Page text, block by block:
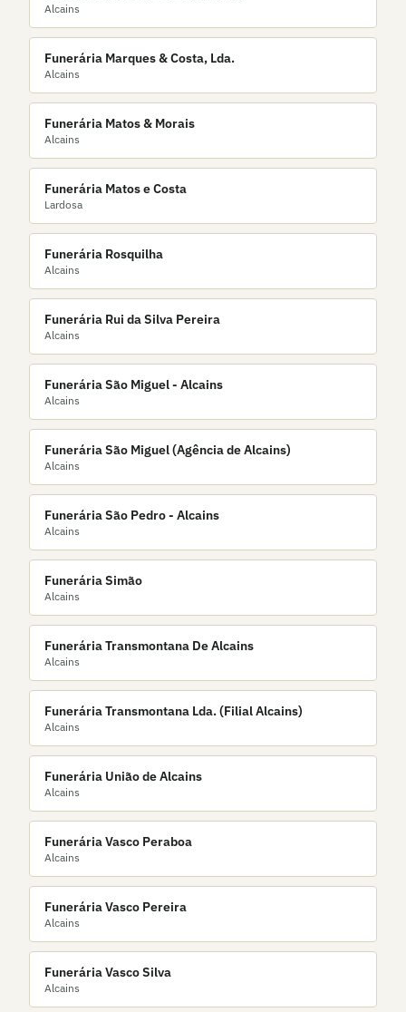
Alcains
Funerária Marques & Costa, Lda.
Alcains
Funerária Matos & Morais
Alcains
Funerária Matos e Costa
Lardosa
Funerária Rosquilha
Alcains
Funerária Rui da Silva Pereira
Alcains
Funerária São Miguel - Alcains
Alcains
Funerária São Miguel (Agência de Alcains)
Alcains
Funerária São Pedro - Alcains
Alcains
Funerária Simão
Alcains
Funerária Transmontana De Alcains
Alcains
Funerária Transmontana Lda. (Filial Alcains)
Alcains
Funerária União de Alcains
Alcains
Funerária Vasco Peraboa
Alcains
Funerária Vasco Pereira
Alcains
Funerária Vasco Silva
Alcains